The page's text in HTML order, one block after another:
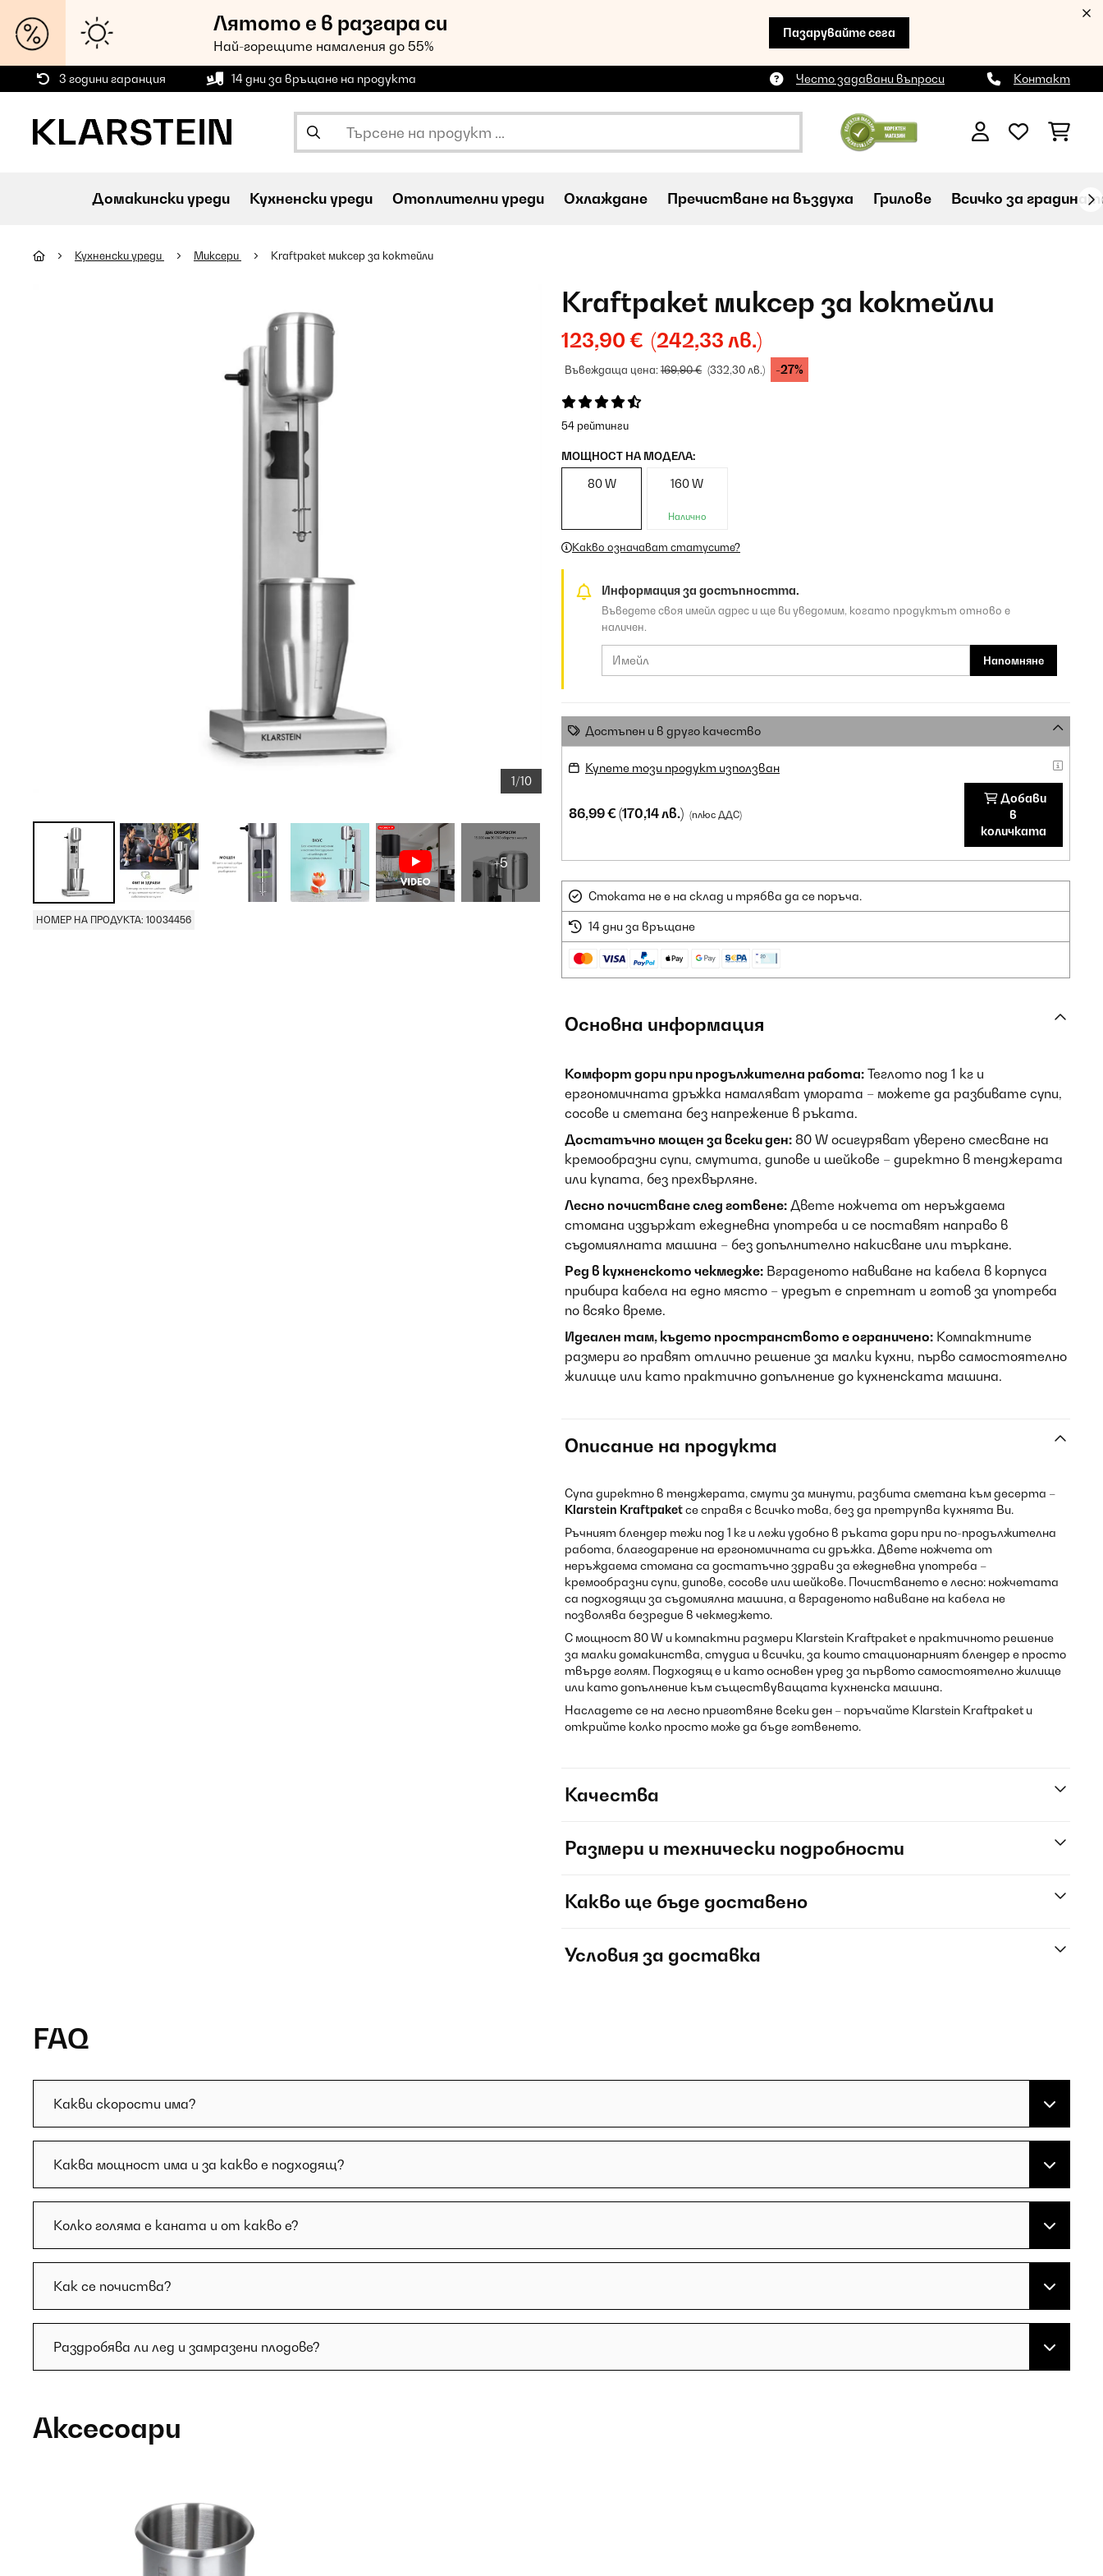
Лятото е в разгара си
Най-горещите намаления до 55%
Пазарувайте сега
3 години гаранция 14 дни за връщане на продукта Често задавани въпроси Контакт
Домакински уреди Кухненски уреди Oтоплителни уреди Охлаждане Пречистване на въздуха Грилове Всичко за
Кухненски уреди Миксери Kraftpaket миксер за коктейли
1/10
+5
НОМЕР НА ПРОДУКТА: 10034456
Kraftpaket миксер за коктейли
123,90 € (242,33 лв.)
Въвеждаща цена:169,90 € (332,30 лв.) -27%
54 рейтинги
МОЩНОСТ НА МОДЕЛА:
80 W 160 W
Налично
Какво означават статусите?
Информация за достъпността.
Въведете своя имейл адрес и ще ви уведомим, когато продуктът отново е
наличен.
Напомняне
Достъпен и в друго качество
Купете този продукт използван
86,99 €(170,14 лв.) (плюс ДДС)
Добави
в
количката
Стоката не е на склад и трябва да се поръча.
14 дни за връщане
Основна информация
Комфорт дори при продължителна работа: Теглото под 1 кг и
ергономичната дръжка намаляват умората – можете да разбивате супи,
сосове и сметана без напрежение в ръката.
Достатъчно мощен за всеки ден: 80 W осигуряват уверено смесване на
кремообразни супи, смутита, дипове и шейкове – директно в тенджерата
или купата, без прехвърляне.
Лесно почистване след готвене: Двете ножчета от неръждаема
стомана издържат ежедневна употреба и се поставят направо в
съдомиялната машина – без допълнително накисване или търкане.
Ред в кухненското чекмедже: Вграденото навиване на кабела в корпуса
прибира кабела на едно място – уредът е спретнат и готов за употреба
по всяко време.
Идеален там, където пространството е ограничено: Компактните
размери го правят отлично решение за малки кухни, първо самостоятелно
жилище или като практично допълнение до кухненската машина.
Описание на продукта
Супа директно в тенджерата, смути за минути, разбита сметана към десерта –
Klarstein Kraftpaketсе справя с всичко това, без да претрупва кухнята Ви.
Ръчният блендер тежи под 1 кг и лежи удобно в ръката дори при по-продължителна
работа, благодарение на ергономичната си дръжка. Двете ножчета от
неръждаема стомана са достатъчно здрави за ежедневна употреба –
кремообразни супи, дипове, сосове или шейкове. Почистването е лесно: ножчетата
са подходящи за съдомиялна машина, а вграденото навиване на кабела не
позволява безредие в чекмеджето.
С мощност 80 W и компактни размери Klarstein Kraftpaket е практичното решение
за малки домакинства, студиа и всички, за които стационарният блендер е просто
твърде голям. Подходящ е и като основен уред за първото самостоятелно жилище
или като допълнение към съществуващата кухненска машина.
Насладете се на лесно приготвяне всеки ден – поръчайте Klarstein Kraftpaket и
открийте колко просто може да бъде готвенето.
Качества
Размери и технически подробности
Какво ще бъде доставено
Условия за доставка
FAQ
Какви скорости има?
Каква мощност има и за какво е подходящ?
Колко голяма е каната и от какво е?
Как се почиства?
Раздробява ли лед и замразени плодове?
Аксесоари